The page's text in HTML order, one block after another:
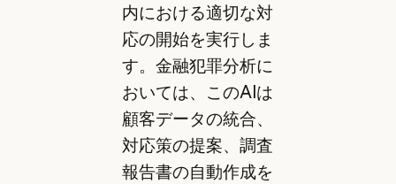
内における適切な対
応の開始を実行しま
す。金融犯罪分析に
おいては、このAIは
顧客データの統合、
対応策の提案、調査
報告書の自動作成を